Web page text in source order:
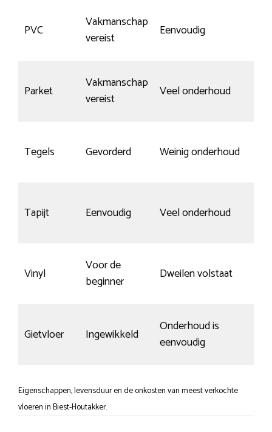
PVC
Vakmanschap
vereist
Eenvoudig
Parket
Vakmanschap
vereist
Veel onderhoud
Tegels Gevorderd Weinig onderhoud
Tapijt Eenvoudig Veel onderhoud
Vinyl
Voor de
beginner
Dweilen volstaat
Gietvloer Ingewikkeld
Onderhoud is
eenvoudig
Eigenschappen, levensduur en de onkosten van meest verkochte
vloeren in Biest-Houtakker.